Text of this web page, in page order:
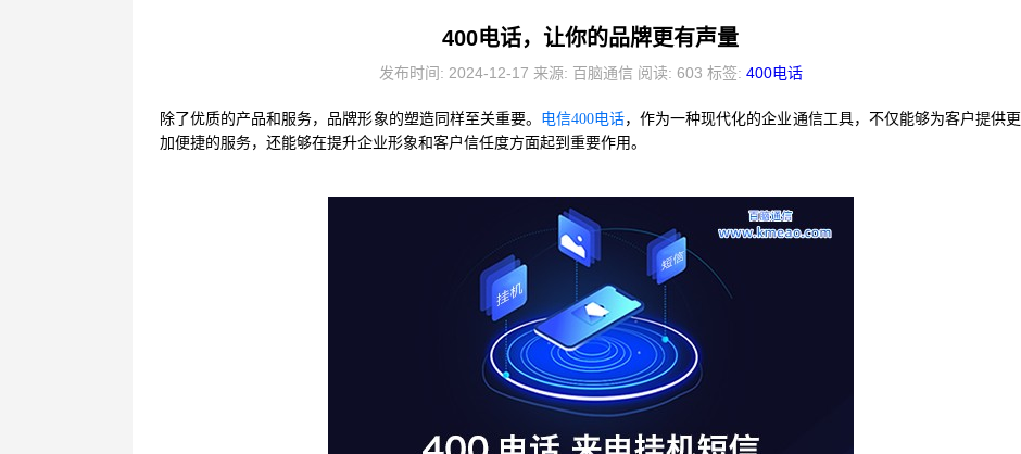
400电话，让你的品牌更有声量
发布时间: 2024-12-17 来源: 百脑通信 阅读: 603 标签: 400电话
除了优质的产品和服务，品牌形象的塑造同样至关重要。 电信400电话，作为一种现代化的企业通信工具，不仅能够为客户提供更
加便捷的服务，还能够在提升企业形象和客户信任度方面起到重要作用。